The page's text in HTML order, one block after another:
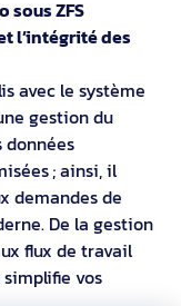
sous ZFS
l’intégrité des
avec le système
gestion du
; ainsi, il
demandes de
De la gestion
flux de travail
vos